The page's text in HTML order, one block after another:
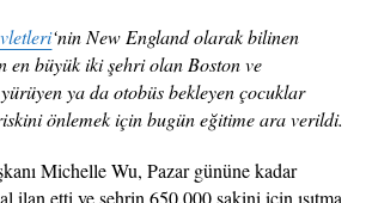
‘nin New England olarak bilinen
en büyük iki şehri olan Boston ve
ya da otobüs bekleyen çocuklar
önlemek için bugün eğitime ara verildi.
Michelle Wu, Pazar gününe kadar
ilan etti ve şehrin 650.000 sakini için ısıtma